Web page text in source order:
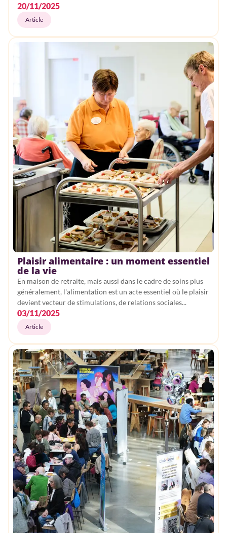
20/11/2025
Article
Plaisir alimentaire : un moment essentiel
de la vie
En maison de retraite, mais aussi dans le cadre de soins plus
généralement, l'alimentation est un acte essentiel où le plaisir
devient vecteur de stimulations, de relations sociales...
03/11/2025
Article